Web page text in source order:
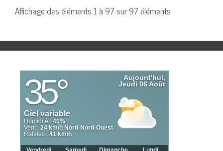
Affichage des éléments 1 à 97 sur 97 éléments